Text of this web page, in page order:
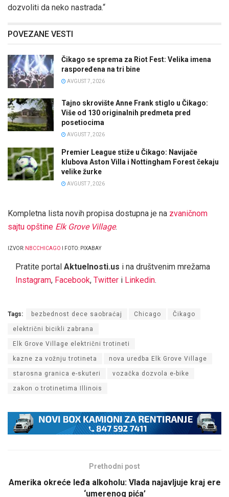
dozvoliti da neko nastrada.“
POVEZANE VESTI
Čikago se sprema za Riot Fest: Velika imena
raspoređena na tri bine
AVGUST 7, 2026
Tajno skrovište Anne Frank stiglo u Čikago:
Više od 130 originalnih predmeta pred
posetiocima
AVGUST 7, 2026
Premier League stiže u Čikago: Navijače
klubova Aston Villa i Nottingham Forest čekaju
velike žurke
AVGUST 7, 2026
Kompletna lista novih propisa dostupna je na zvaničnom
sajtu opštine Elk Grove Village.
IZVOR: NBCCHICAGO I FOTO: PIXABAY
Pratite portal Aktuelnosti.us i na društvenim mrežama
Instagram, Facebook, Twitter i Linkedin.
Tags: bezbednost dece saobraćaj Chicago Čikago
električni bicikli zabrana
Elk Grove Village električni trotineti
kazne za vožnju trotineta nova uredba Elk Grove Village
starosna granica e-skuteri vozačka dozvola e-bike
zakon o trotinetima Illinois
Prethodni post
Amerika okreće leđa alkoholu: Vlada najavljuje kraj ere
‘umerenog pića’